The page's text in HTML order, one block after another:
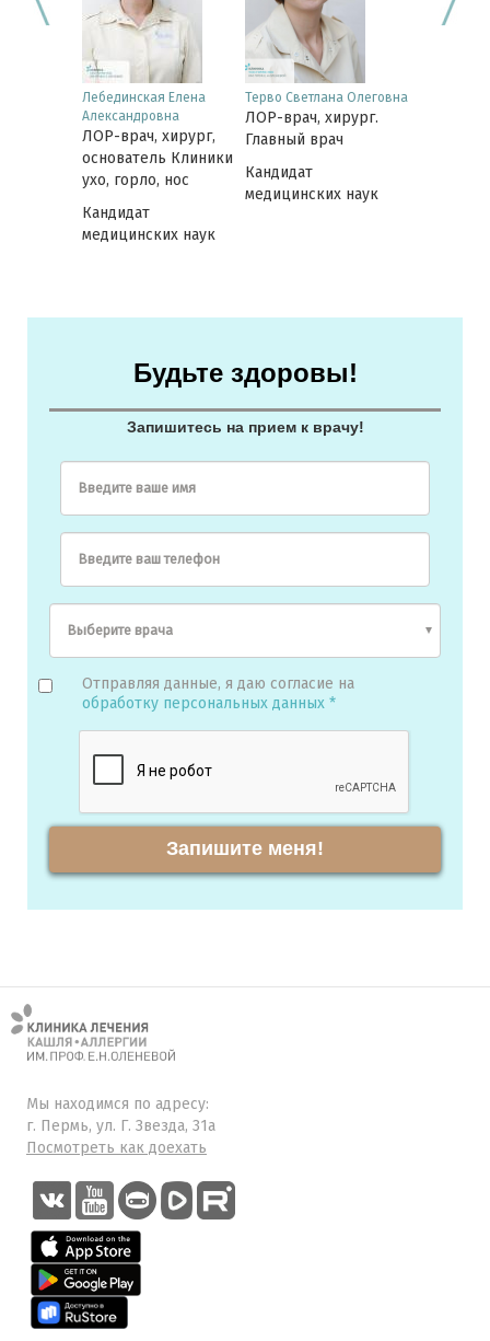
Лебединская Елена
Александровна
ЛОР-врач, хирург,
основатель Клиники
ухо, горло, нос
Кандидат
медицинских наук
Терво Светлана Олеговна
ЛОР-врач, хирург.
Главный врач
Кандидат
медицинских наук
Будьте здоровы!
Запишитесь на прием к врачу!
Введите ваше имя
Введите ваш телефон
Отправляя данные, я даю согласие на
обработку персональных данных *
Запишите меня!
Мы находимся по адресу:
г. Пермь, ул. Г. Звезда, 31а
Посмотреть как доехать